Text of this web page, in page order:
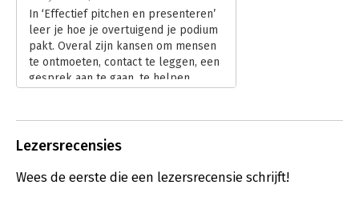
In ‘Effectief pitchen en presenteren’
leer je hoe je overtuigend je podium
pakt. Overal zijn kansen om mensen
te ontmoeten, contact te leggen, een
gesprek aan te gaan, te helpen.
Lezersrecensies
Wees de eerste die een lezersrecensie schrijft!